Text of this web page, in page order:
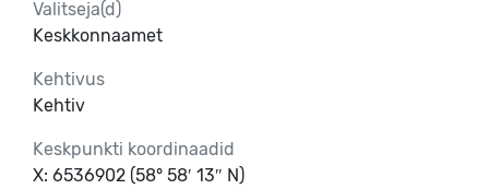
Valitseja(d)
Keskkonnaamet
Kehtivus
Kehtiv
Keskpunkti koordinaadid
X: 6536902 (58° 58′ 13″ N)